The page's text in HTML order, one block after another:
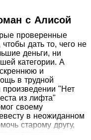
с Алисой
проверенные
чтобы дать то, чего не
деньги, ни
категории. А
и
в трудной
"Нет
из лифта"
своему
в неожиданном
старому другу,